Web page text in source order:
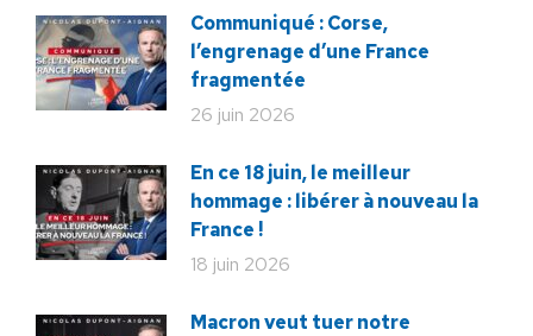
Communiqué : Corse,
l’engrenage d’une France
fragmentée
26 juin 2026
En ce 18 juin, le meilleur
hommage : libérer à nouveau la
France !
18 juin 2026
Macron veut tuer notre